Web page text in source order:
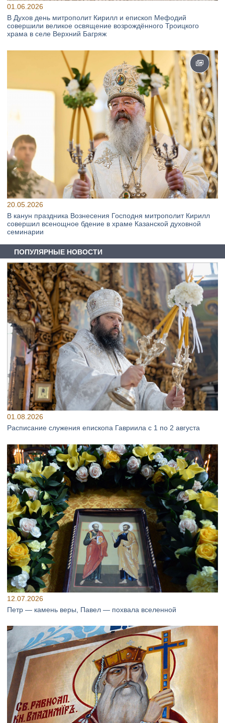
01.06.2026
В Духов день митрополит Кирилл и епископ Мефодий
совершили великое освящение возрождённого Троицкого
храма в селе Верхний Багряж
20.05.2026
В канун праздника Вознесения Господня митрополит Кирилл
совершил всенощное бдение в храме Казанской духовной
семинарии
ПОПУЛЯРНЫЕ НОВОСТИ
01.08.2026
Расписание служения епископа Гавриила с 1 по 2 августа
12.07.2026
Петр — камень веры, Павел — похвала вселенной